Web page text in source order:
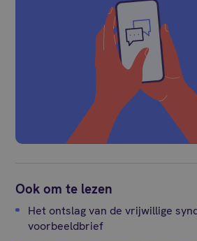
Ook om te lezen
Het ontslag van de vrijwillige
voorbeeldbrief